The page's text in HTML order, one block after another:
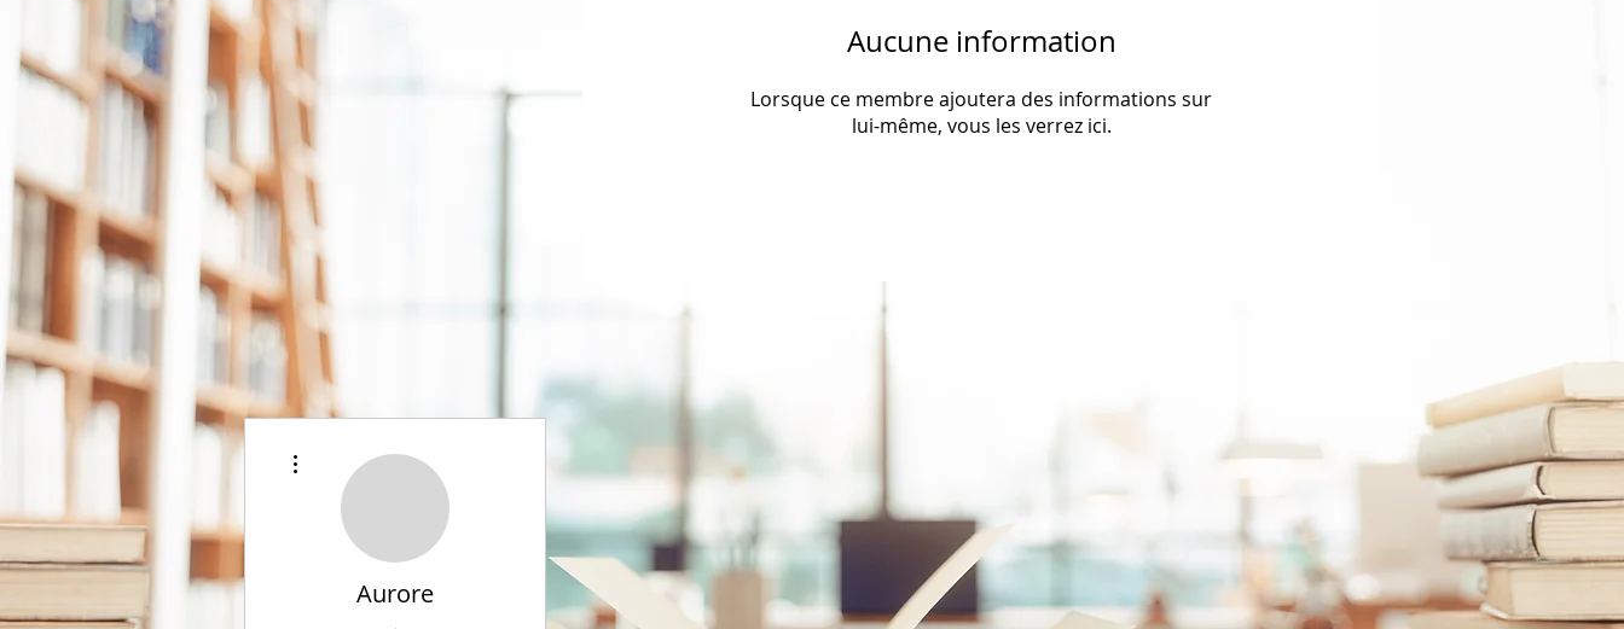
Aucune information
Lorsque ce membre ajoutera des informations sur
lui-même, vous les verrez ici.
Aurore